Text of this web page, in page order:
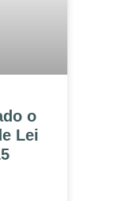
o
Lei